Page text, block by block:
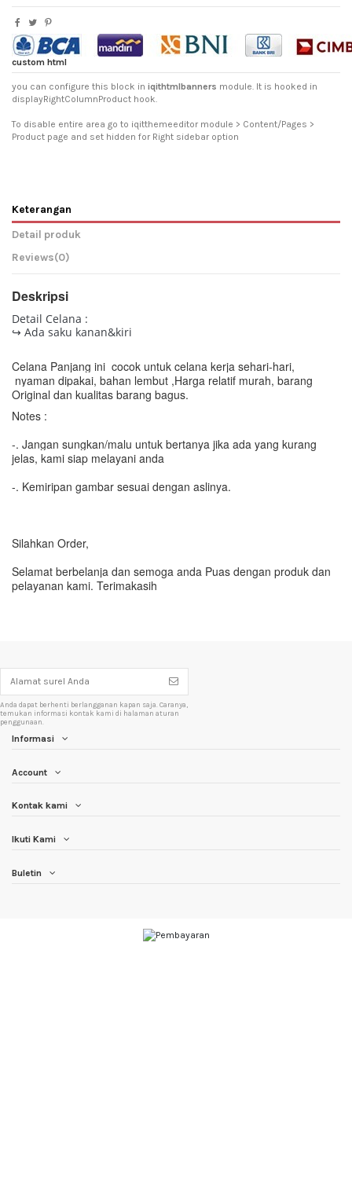
custom html
you can configure this block in iqithtmlbanners module. It is hooked in
displayRightColumnProduct hook.
To disable entire area go to iqitthemeeditor module > Content/Pages >
Product page and set hidden for Right sidebar option
Keterangan
Detail produk
Reviews(0)
Deskripsi
Detail Celana :
↪ Ada saku kanan&kiri
Celana Panjang ini cocok untuk celana kerja sehari-hari,
nyaman dipakai, bahan lembut ,Harga relatif murah, barang
Original dan kualitas barang bagus.
Notes :
-. Jangan sungkan/malu untuk bertanya jika ada yang kurang
jelas, kami siap melayani anda
-. Kemiripan gambar sesuai dengan aslinya.
Silahkan Order,
Selamat berbelanja dan semoga anda Puas dengan produk dan
pelayanan kami. Terimakasih
Anda dapat berhenti berlangganan kapan saja. Caranya,
temukan informasi kontak kami di halaman aturan
penggunaan.
Informasi
Account
Kontak kami
Ikuti Kami
Buletin